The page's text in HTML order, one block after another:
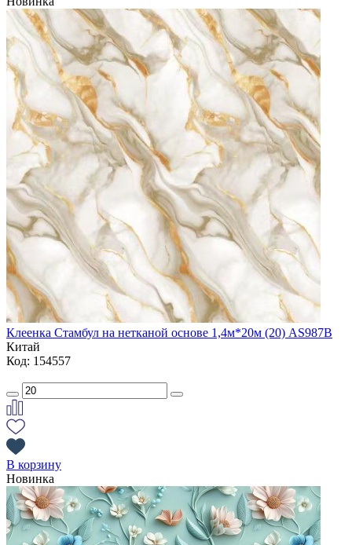
Клеенка Стамбул на нетканой основе 1,4м*20м (20) AS987B
Китай
Код: 154557
В корзину
Новинка